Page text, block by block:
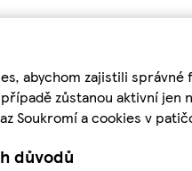
abychom zajistili
zůstanou aktivní
Soukromí a cookies v
důvodů